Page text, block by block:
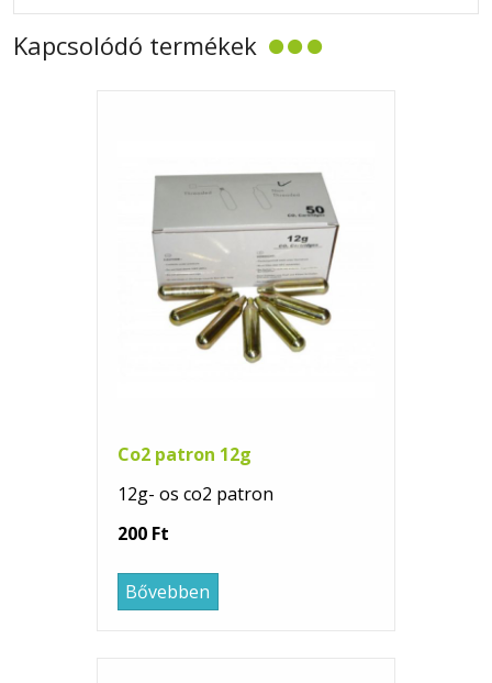
Kapcsolódó termékek
Co2 patron 12g
12g- os co2 patron
200 Ft
Bővebben